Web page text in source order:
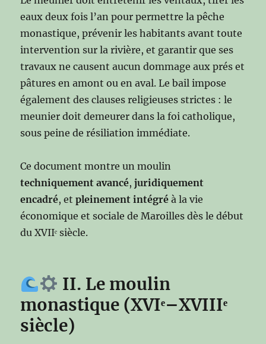
eaux deux fois l’an pour permettre la pêche
monastique, prévenir les habitants avant toute
intervention sur la rivière, et garantir que ses
travaux ne causent aucun dommage aux prés et
pâtures en amont ou en aval. Le bail impose
également des clauses religieuses strictes : le
meunier doit demeurer dans la foi catholique,
sous peine de résiliation immédiate.
Ce document montre un moulin
techniquement avancé,juridiquement
encadré, etpleinement intégré à la vie
économique et sociale de Maroilles dès le début
du XVIIᵉ siècle.
II. Le moulin
monastique (XVIᵉ–XVIIIᵉ
siècle)